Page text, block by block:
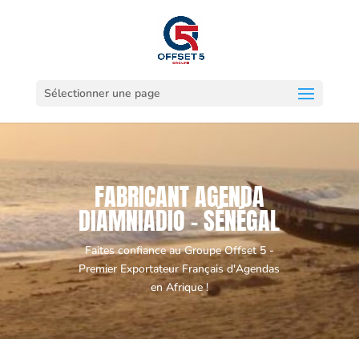
Sélectionner une page
FABRICANT AGENDA
DIAMNIADIO - SÉNÉGAL
Faites confiance au Groupe Offset 5 -
Premier Exportateur Français d'Agendas
en Afrique !